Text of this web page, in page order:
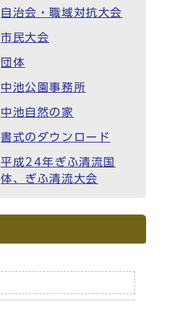
自治会・職域対抗大会
市民大会
団体
中池公園事務所
中池自然の家
書式のダウンロード
平成24年ぎふ清流国
体、ぎふ清流大会